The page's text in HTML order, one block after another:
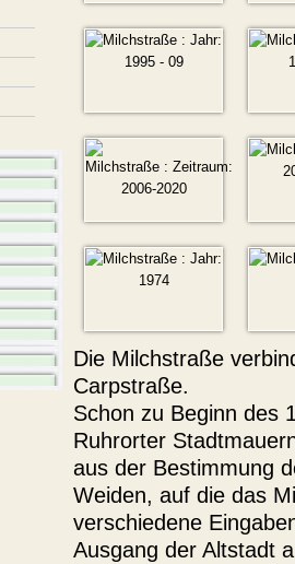
Die Milchstraße
Carpstraße.
Schon zu Beginn des
Ruhrorter
aus der Bestimmung
Weiden, auf die das
verschiedene
Ausgang der Altstadt